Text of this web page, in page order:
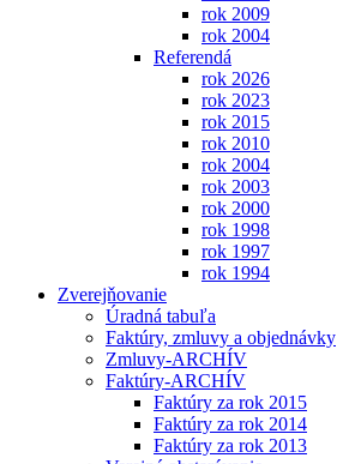
rok 2009
rok 2004
Referendá
rok 2026
rok 2023
rok 2015
rok 2010
rok 2004
rok 2003
rok 2000
rok 1998
rok 1997
rok 1994
Zverejňovanie
Úradná tabuľa
Faktúry, zmluvy a objednávky
Zmluvy-ARCHÍV
Faktúry-ARCHÍV
Faktúry za rok 2015
Faktúry za rok 2014
Faktúry za rok 2013